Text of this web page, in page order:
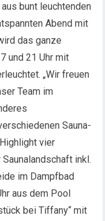
bunt leuchtenden
Abend mit
das ganze
und 21 Uhr mit
„Wir freuen
Team im
Sauna-
vier
inkl.
im Dampfbad
aus dem Pool
bei Tiffany“ mit